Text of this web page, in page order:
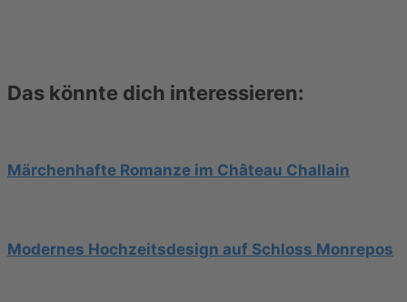
Das könnte dich interessieren:
Märchenhafte Romanze im Château Challain
Modernes Hochzeitsdesign auf Schloss Monrepos